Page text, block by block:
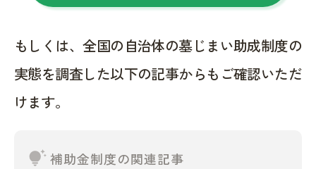
もしくは、全国の自治体の墓じまい助成制度の
実態を調査した以下の記事からもご確認いただ
けます。
tips_and_updates補助金制度の関連記事